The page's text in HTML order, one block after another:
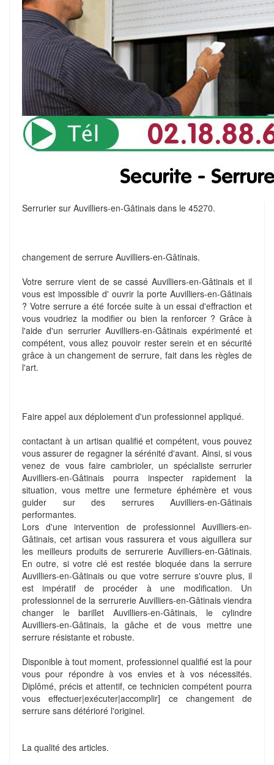
Serrurier sur Auvilliers-en-Gâtinais dans le 45270.
changement de serrure Auvilliers-en-Gâtinais.
Votre serrure vient de se cassé Auvilliers-en-Gâtinais et il
vous est impossible d' ouvrir la porte Auvilliers-en-Gâtinais
? Votre serrure a été forcée suite à un essai d'effraction et
vous voudriez la modifier ou bien la renforcer ? Grâce à
l'aide d'un serrurier Auvilliers-en-Gâtinais expérimenté et
compétent, vous allez pouvoir rester serein et en sécurité
grâce à un changement de serrure, fait dans les règles de
l'art.
Faire appel aux déploiement d'un professionnel appliqué.
contactant à un artisan qualifié et compétent, vous pouvez
vous assurer de regagner la sérénité d'avant. Ainsi, si vous
venez de vous faire cambrioler, un spécialiste serrurier
Auvilliers-en-Gâtinais pourra inspecter rapidement la
situation, vous mettre une fermeture éphémère et vous
guider sur des serrures Auvilliers-en-Gâtinais
performantes.
Lors d'une intervention de professionnel Auvilliers-en-
Gâtinais, cet artisan vous rassurera et vous aiguillera sur
les meilleurs produits de serrurerie Auvilliers-en-Gâtinais.
En outre, si votre clé est restée bloquée dans la serrure
Auvilliers-en-Gâtinais ou que votre serrure s'ouvre plus, il
est impératif de procéder à une modification. Un
professionnel de la serrurerie Auvilliers-en-Gâtinais viendra
changer le barillet Auvilliers-en-Gâtinais, le cylindre
Auvilliers-en-Gâtinais, la gâche et de vous mettre une
serrure résistante et robuste.
Disponible à tout moment, professionnel qualifié est la pour
vous pour répondre à vos envies et à vos nécessités.
Diplômé, précis et attentif, ce technicien compétent pourra
vous effectuer|exécuter|accomplir] ce changement de
serrure sans détérioré l'originel.
La qualité des articles.